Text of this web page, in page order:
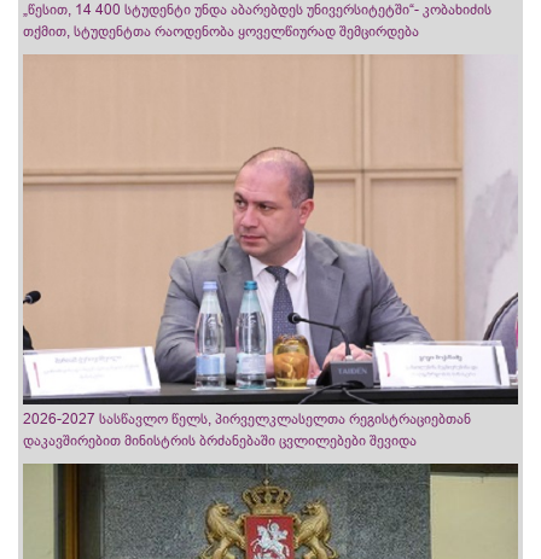
„წესით, 14 400 სტუდენტი უნდა აბარებდეს უნივერსიტეტში“- კობახიძის
თქმით, სტუდენტთა რაოდენობა ყოველწიურად შემცირდება
2026-2027 სასწავლო წელს, პირველკლასელთა რეგისტრაციებთან
დაკავშირებით მინისტრის ბრძანებაში ცვლილებები შევიდა